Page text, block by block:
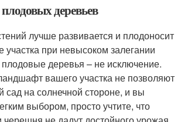
деревьев
лучше развивается и плодоносит
участка при невысоком залегании
деревья – не исключение.
вашего участка не позволяют
сад на солнечной стороне, и вы
выбором, просто учтите, что